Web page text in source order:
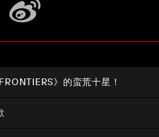
》的蛮荒十星！